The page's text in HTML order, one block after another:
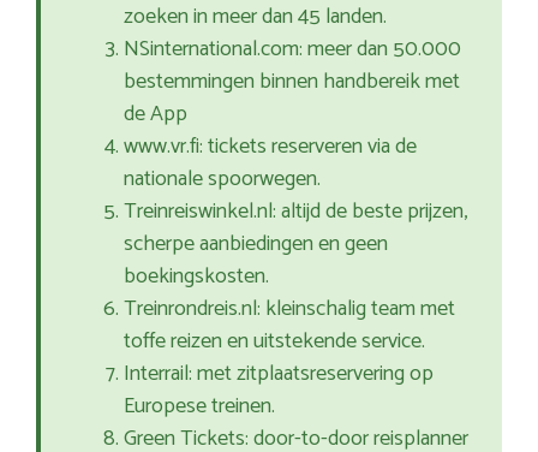
zoeken in meer dan 45 landen.
NSinternational.com: meer dan 50.000
bestemmingen binnen handbereik met
de App
www.vr.fi: tickets reserveren via de
nationale spoorwegen.
Treinreiswinkel.nl: altijd de beste prijzen,
scherpe aanbiedingen en geen
boekingskosten.
Treinrondreis.nl: kleinschalig team met
toffe reizen en uitstekende service.
Interrail: met zitplaatsreservering op
Europese treinen.
Green Tickets: door-to-door reisplanner